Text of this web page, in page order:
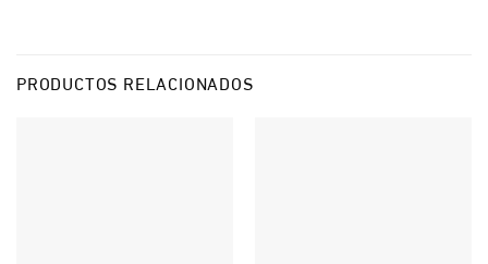
PRODUCTOS RELACIONADOS